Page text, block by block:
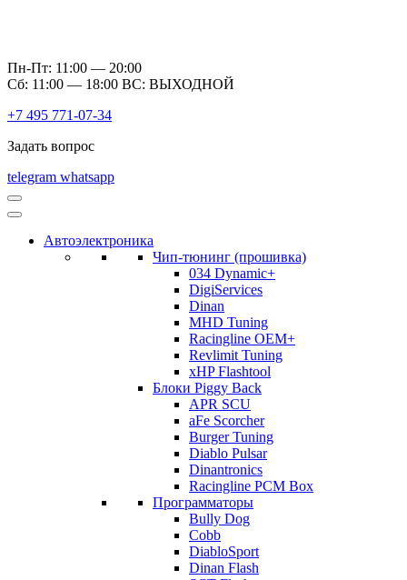
Пн-Пт: 11:00 — 20:00
Сб: 11:00 — 18:00 ВС: ВЫХОДНОЙ
+7 495 771-07-34
Задать вопрос
telegram whatsapp
Автоэлектроника
Чип-тюнинг (прошивка)
034 Dynamic+
DigiServices
Dinan
MHD Tuning
Racingline OEM+
Revlimit Tuning
xHP Flashtool
Блоки Piggy Back
APR SCU
aFe Scorcher
Burger Tuning
Diablo Pulsar
Dinantronics
Racingline PCM Box
Программаторы
Bully Dog
Cobb
DiabloSport
Dinan Flash